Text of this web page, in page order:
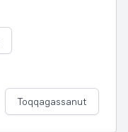
Toqqagassanut